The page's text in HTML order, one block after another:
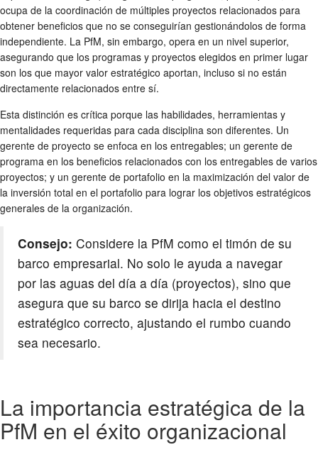
ocupa de la coordinación de múltiples proyectos relacionados para
obtener beneficios que no se conseguirían gestionándolos de forma
independiente. La PfM, sin embargo, opera en un nivel superior,
asegurando que los programas y proyectos elegidos en primer lugar
son los que mayor valor estratégico aportan, incluso si no están
directamente relacionados entre sí.
Esta distinción es crítica porque las habilidades, herramientas y
mentalidades requeridas para cada disciplina son diferentes. Un
gerente de proyecto se enfoca en los entregables; un gerente de
programa en los beneficios relacionados con los entregables de varios
proyectos; y un gerente de portafolio en la maximización del valor de
la inversión total en el portafolio para lograr los objetivos estratégicos
generales de la organización.
Consejo: Considere la PfM como el timón de su
barco empresarial. No solo le ayuda a navegar
por las aguas del día a día (proyectos), sino que
asegura que su barco se dirija hacia el destino
estratégico correcto, ajustando el rumbo cuando
sea necesario.
La importancia estratégica de la
PfM en el éxito organizacional